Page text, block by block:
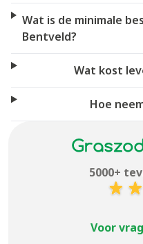
Wat is de minimale
Bentveld?
Wat kost
Hoe
5000+
Voor